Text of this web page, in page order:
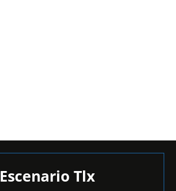
Escenario Tlx